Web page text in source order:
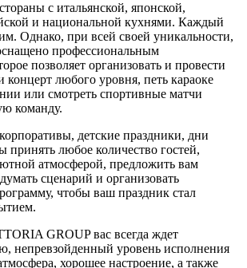
с итальянской, японской,
и национальной кухнями. Каждый
Однако, при всей своей уникальности,
профессиональным
позволяет организовать и провести
любого уровня, петь караоке
или смотреть спортивные матчи
команду.
детские праздники, дни
любое количество гостей,
атмосферой, предложить вам
сценарий и организовать
чтобы ваш праздник стал
GROUP вас всегда ждет
непревзойденный уровень исполнения
хорошее настроение, а также